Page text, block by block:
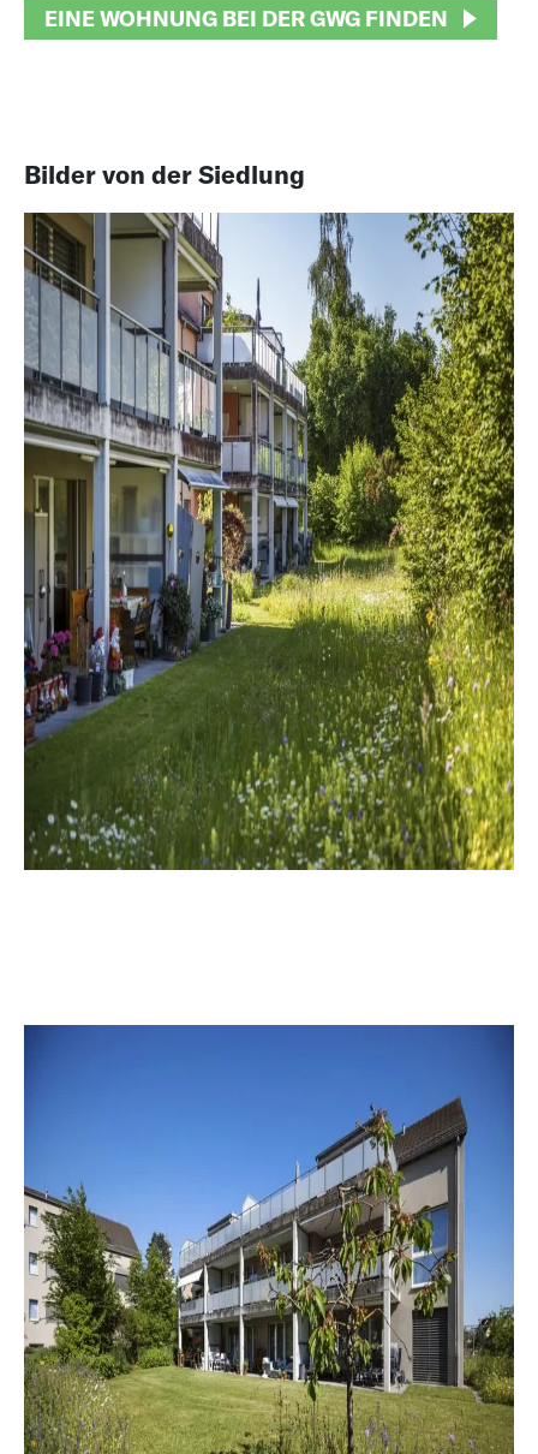
EINE WOHNUNG BEI DER GWG FINDEN
Bilder von der Siedlung